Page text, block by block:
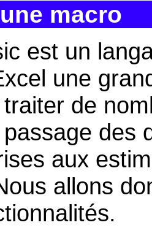
macro
est un
une
de
des
aux
allons